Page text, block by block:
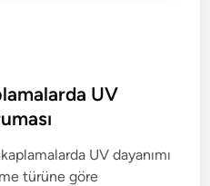
UV
UV dayanımı
türüne göre